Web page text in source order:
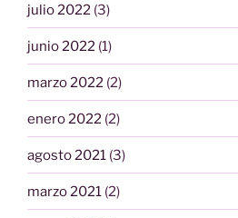
julio 2022 (3)
junio 2022 (1)
marzo 2022 (2)
enero 2022 (2)
agosto 2021 (3)
marzo 2021 (2)